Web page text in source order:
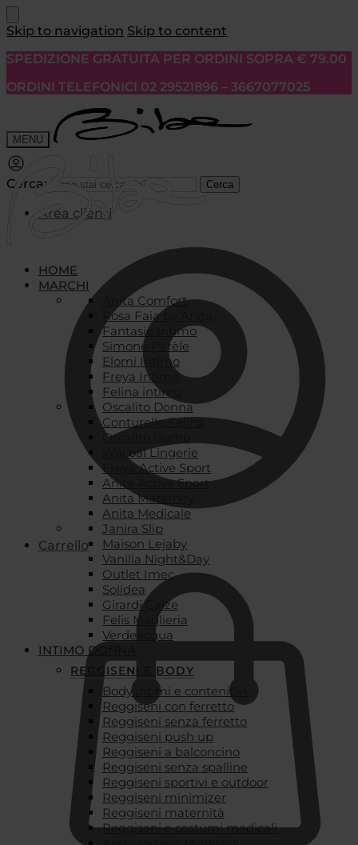
Skip to navigation Skip to content
SPEDIZIONE GRATUITA PER ORDINI SOPRA € 79.00
ORDINI TELEFONICI 02 29521896 – 3667077025
MENU
Cerca: Cerca
Area clienti
Carrello
HOME
MARCHI
Anita Comfort
Rosa Faia by Anita
Fantasie Intimo
Simone Pérèle
Elomi Intimo
Freya Intimo
Felina intimo
Oscalito Donna
Conturelle Felina
Oscalito Uomo
Wacoal Lingerie
Freya Active Sport
Anita Active Sport
Anita Maternity
Anita Medicale
Janira Slip
Maison Lejaby
Vanilla Night&Day
Outlet Imec
Solidea
Girardi Calze
Felis Maglieria
Verdeacqua
INTIMO DONNA
REGGISENI E BODY
Body intimi e contenitivi
Reggiseni con ferretto
Reggiseni senza ferretto
Reggiseni push up
Reggiseni a balconcino
Reggiseni senza spalline
Reggiseni sportivi e outdoor
Reggiseni minimizer
Reggiseni maternità
Reggiseni e costumi medicali